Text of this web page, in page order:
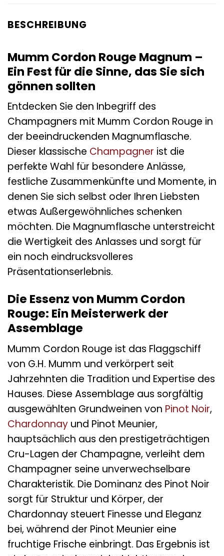
BESCHREIBUNG
Mumm Cordon Rouge Magnum –
Ein Fest für die Sinne, das Sie sich
gönnen sollten
Entdecken Sie den Inbegriff des
Champagners mit Mumm Cordon Rouge in
der beeindruckenden Magnumflasche.
Dieser klassische Champagner ist die
perfekte Wahl für besondere Anlässe,
festliche Zusammenkünfte und Momente, in
denen Sie sich selbst oder Ihren Liebsten
etwas Außergewöhnliches schenken
möchten. Die Magnumflasche unterstreicht
die Wertigkeit des Anlasses und sorgt für
ein noch eindrucksvolleres
Präsentationserlebnis.
Die Essenz von Mumm Cordon
Rouge: Ein Meisterwerk der
Assemblage
Mumm Cordon Rouge ist das Flaggschiff
von G.H. Mumm und verkörpert seit
Jahrzehnten die Tradition und Expertise des
Hauses. Diese Assemblage aus sorgfältig
ausgewählten Grundweinen von Pinot Noir,
Chardonnay und Pinot Meunier,
hauptsächlich aus den prestigeträchtigen
Cru-Lagen der Champagne, verleiht dem
Champagner seine unverwechselbare
Charakteristik. Die Dominanz des Pinot Noir
sorgt für Struktur und Körper, der
Chardonnay steuert Finesse und Eleganz
bei, während der Pinot Meunier eine
fruchtige Frische einbringt. Das Ergebnis ist